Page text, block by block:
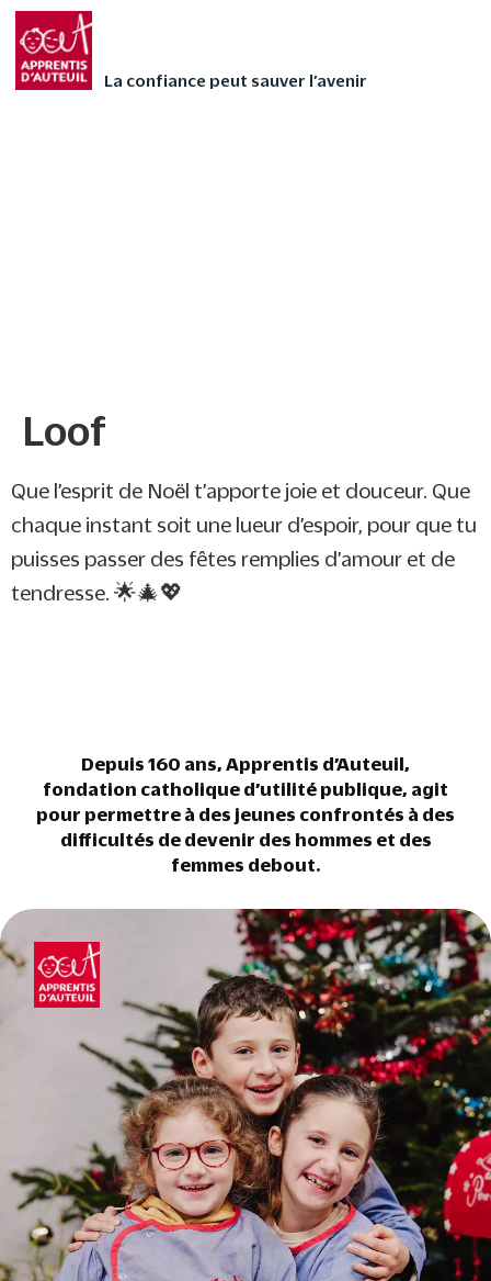
La confiance peut sauver l’avenir
Faites vivre l’Avent
autrement à votre
Loof
Que l’esprit de Noël t’apporte joie et douceur. Que
chaque instant soit une lueur d’espoir, pour que tu
puisses passer des fêtes remplies d’amour et de
tendresse. 🌟🎄💖
Depuis 160 ans, Apprentis d’Auteuil,
fondation catholique d’utilité publique, agit
pour permettre à des jeunes confrontés à des
difficultés de devenir des hommes et des
femmes debout.